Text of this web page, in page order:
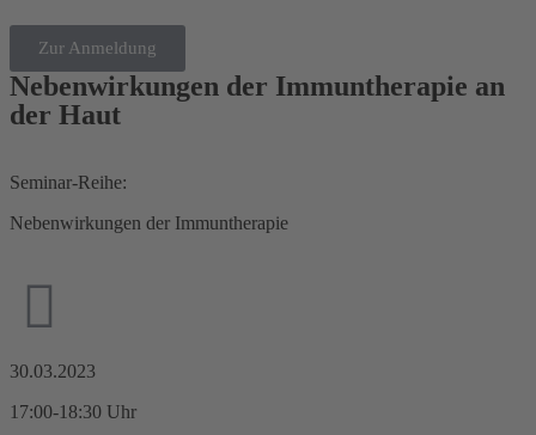
Zur Anmeldung
Nebenwirkungen der Immuntherapie an
der Haut
Seminar-Reihe:
Nebenwirkungen der Immuntherapie
30.03.2023
17:00-18:30 Uhr